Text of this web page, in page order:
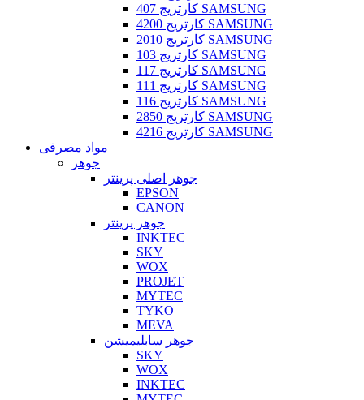
کارتریج 407 SAMSUNG
کارتریج 4200 SAMSUNG
کارتریج 2010 SAMSUNG
کارتریج 103 SAMSUNG
کارتریج 117 SAMSUNG
کارتریج 111 SAMSUNG
کارتریج 116 SAMSUNG
کارتریج 2850 SAMSUNG
کارتریج 4216 SAMSUNG
مواد مصرفی
جوهر
جوهر اصلی پرینتر
EPSON
CANON
جوهر پرینتر
INKTEC
SKY
WOX
PROJET
MYTEC
TYKO
MEVA
جوهر سابلیمیشن
SKY
WOX
INKTEC